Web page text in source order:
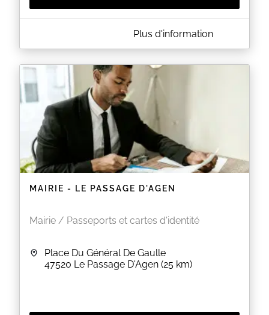
A PROPOS DE MAIRIE DE BOÉ
Bienvenue sur la page officielle de prise de rendez-
EN SAVOIR PLUS
Plus d'information
MAIRIE - LE PASSAGE D'AGEN
Mairie / Passeports et cartes d'identité
Place Du Général De Gaulle
47520 Le Passage D'Agen (25 km)